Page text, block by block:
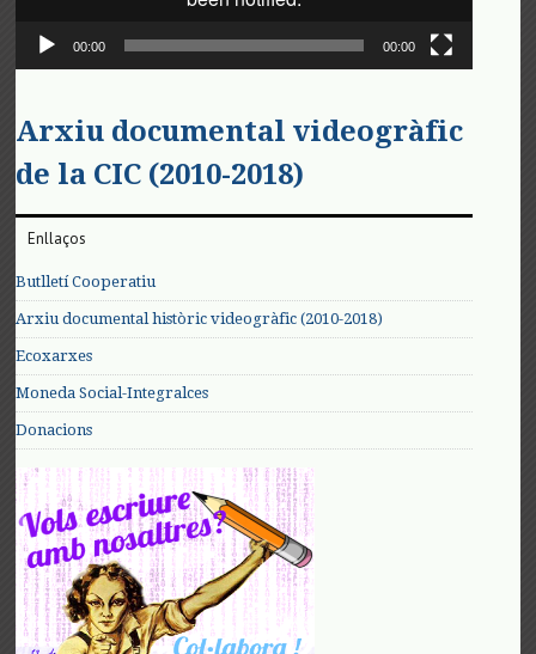
00:00 00:00
Arxiu documental videogràfic
de la CIC (2010-2018)
Enllaços
Butlletí Cooperatiu
Arxiu documental històric videogràfic (2010-2018)
Ecoxarxes
Moneda Social-Integralces
Donacions